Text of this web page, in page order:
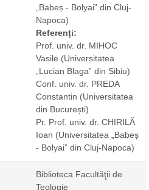
„Babeș - Bolyai” din Cluj-
Napoca)
Referenți:
Prof. univ. dr. MIHOC
Vasile (Universitatea
„Lucian Blaga” din Sibiu)
Conf. univ. dr. PREDA
Constantin (Universitatea
din București)
Pr. Prof. univ. dr. CHIRILĂ
Ioan (Universitatea „Babeș
- Bolyai” din Cluj-Napoca)
Biblioteca Facultăţii de
Teologie